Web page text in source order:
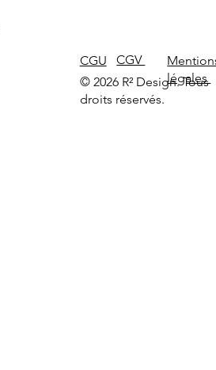
légales
© 2026 R² Design. Tous
droits réservés.
CGU CGV